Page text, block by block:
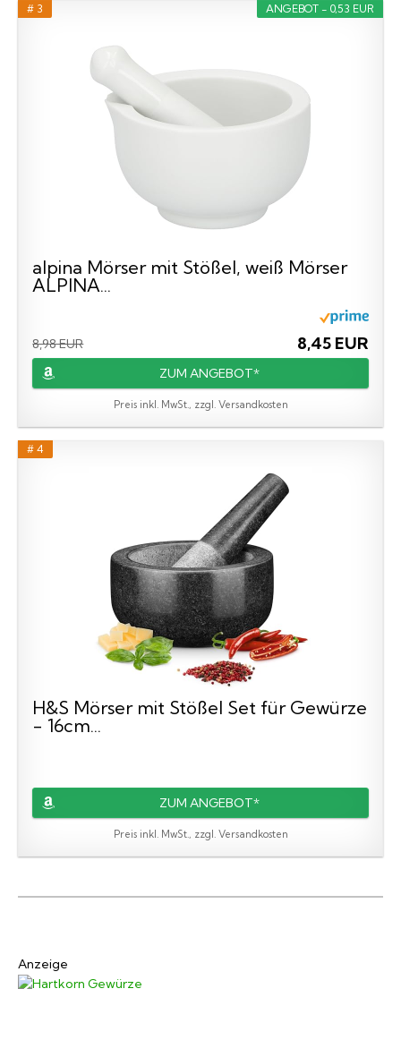
ANGEBOT - 0,53 EUR
# 3
alpina Mörser mit Stößel, weiß Mörser
ALPINA...
8,98 EUR 8,45 EUR
ZUM ANGEBOT*
Preis inkl. MwSt., zzgl. Versandkosten
# 4
H&S Mörser mit Stößel Set für Gewürze
- 16cm...
ZUM ANGEBOT*
Preis inkl. MwSt., zzgl. Versandkosten
Anzeige